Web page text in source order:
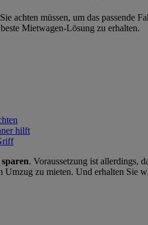
achten müssen, um das passende
Mietwagen-Lösung zu erhalten.
hilft
. Voraussetzung ist allerdings,
zu mieten. Und erhalten Sie